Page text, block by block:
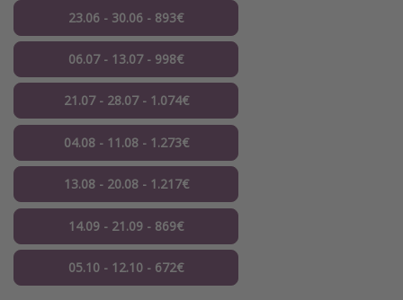
23.06 - 30.06 - 893€
06.07 - 13.07 - 998€
21.07 - 28.07 - 1.074€
04.08 - 11.08 - 1.273€
13.08 - 20.08 - 1.217€
14.09 - 21.09 - 869€
05.10 - 12.10 - 672€